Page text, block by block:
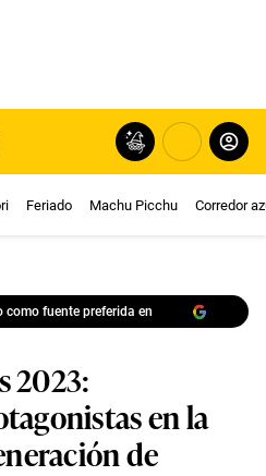
Feriado Machu Picchu Corredor
como fuente preferida en
2023:
en la
de